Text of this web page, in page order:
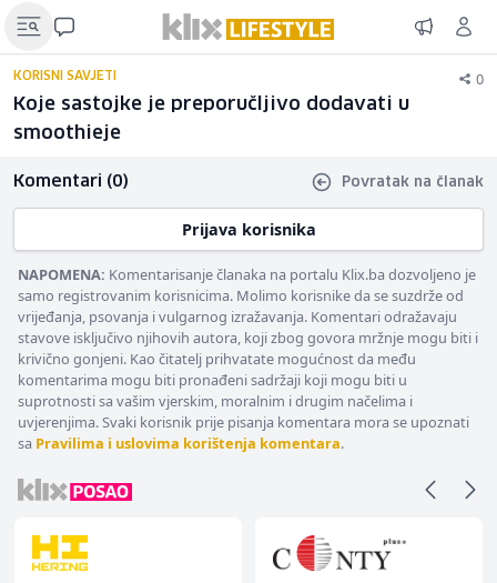
KORISNI SAVJETI 0
Koje sastojke je preporučljivo dodavati u
smoothieje
Komentari (0) Povratak na članak
Prijava korisnika
NAPOMENA: Komentarisanje članaka na portalu Klix.ba dozvoljeno je
samo registrovanim korisnicima. Molimo korisnike da se suzdrže od
vrijeđanja, psovanja i vulgarnog izražavanja. Komentari odražavaju
stavove isključivo njihovih autora, koji zbog govora mržnje mogu biti i
krivično gonjeni. Kao čitatelj prihvatate mogućnost da među
komentarima mogu biti pronađeni sadržaji koji mogu biti u
suprotnosti sa vašim vjerskim, moralnim i drugim načelima i
uvjerenjima. Svaki korisnik prije pisanja komentara mora se upoznati
sa Pravilima i uslovima korištenja komentara.